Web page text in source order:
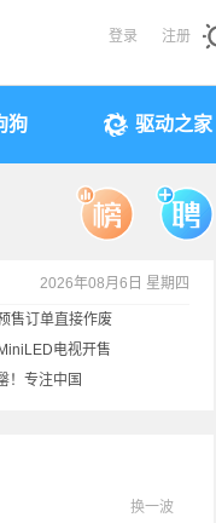
登录 注册
狗 驱动之家
2026年08月6日 星期四
售订单直接作废
电视开售
！专注中国
换一波